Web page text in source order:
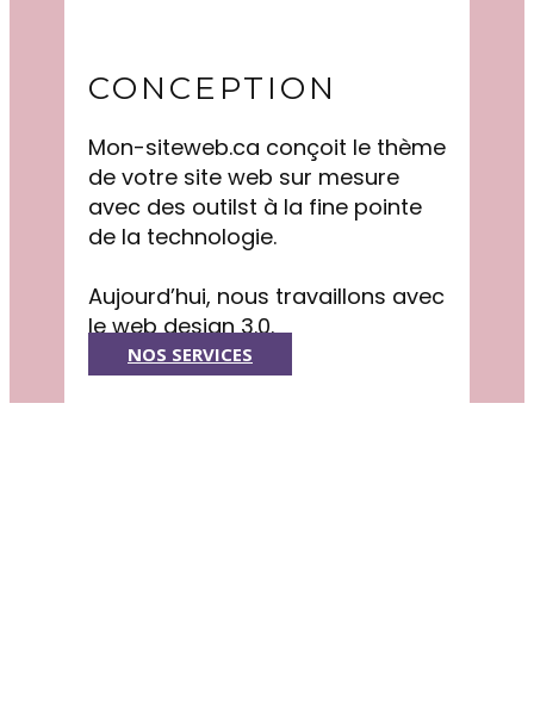
CONCEPTION
Mon-siteweb.ca conçoit le thème
de votre site web sur mesure
avec des outilst à la fine pointe
de la technologie.
Aujourd’hui, nous travaillons avec
le web design 3.0.
NOS SERVICES